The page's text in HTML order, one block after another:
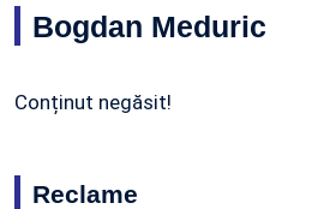
Bogdan Meduric
Conținut negăsit!
Reclame